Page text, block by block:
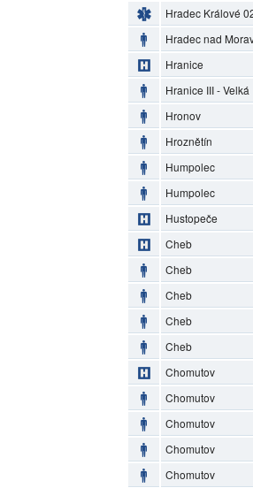
Hradec Králové
Hradec nad
Hranice
Hranice III - Velká
Hronov
Hroznětín
Humpolec
Humpolec
Hustopeče
Cheb
Cheb
Cheb
Cheb
Cheb
Chomutov
Chomutov
Chomutov
Chomutov
Chomutov